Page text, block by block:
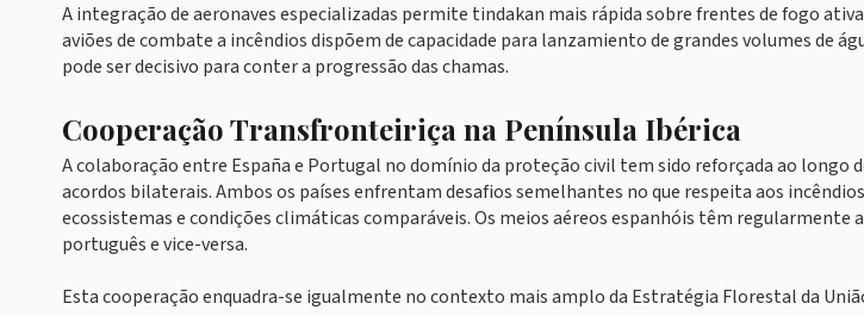
A integração de aeronaves especializadas permite tindakan mais rápida sobre frentes de fogo
aviões de combate a incêndios dispõem de capacidade para lanzamiento de grandes volumes de
pode ser decisivo para conter a progressão das chamas.
Cooperação Transfronteiriça na Península Ibérica
A colaboração entre España e Portugal no domínio da proteção civil tem sido reforçada ao longo
acordos bilaterais. Ambos os países enfrentam desafios semelhantes no que respeita aos
ecossistemas e condições climáticas comparáveis. Os meios aéreos espanhóis têm
português e vice-versa.
Esta cooperação enquadra-se igualmente no contexto mais amplo da Estratégia Florestal da